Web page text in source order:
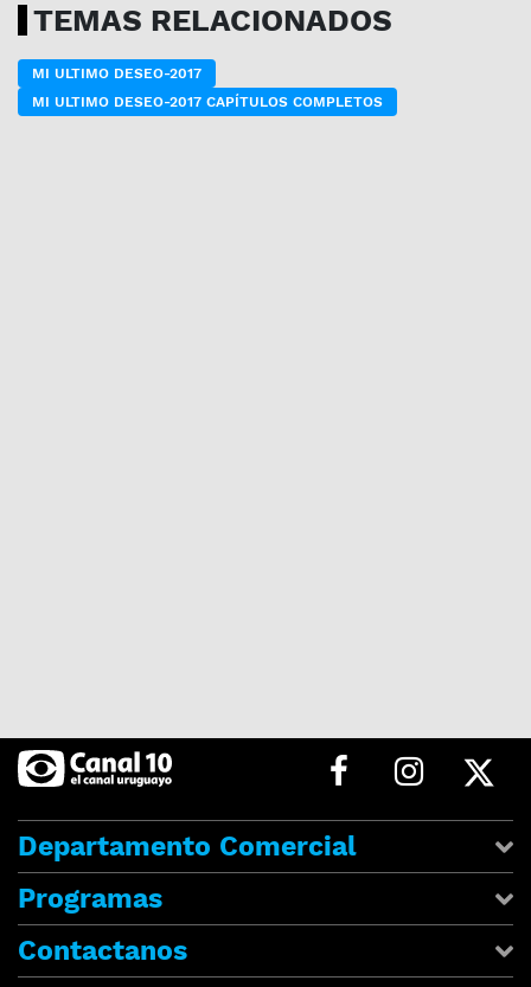
TEMAS RELACIONADOS
MI ULTIMO DESEO-2017
MI ULTIMO DESEO-2017 CAPÍTULOS COMPLETOS
Departamento Comercial
Programas
Contactanos